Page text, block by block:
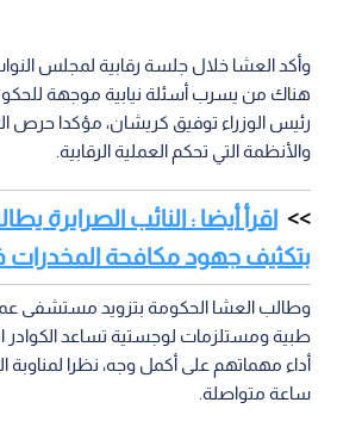
وأكد العشا خلال جلسة رقابية لمجلس النواب
هناك من يسرب أسئلة نيابية موجهة
رئيس الوزراء توفيق كريشان، مؤكدا حرص
والأنظمة التي تحكم العملية الرقابية.
اقرأ أيضا : النائب الصرايرة
بتكثيف جهود مكافحة المخدرات
وطالب العشا الحكومة بتزويد مستشفى
طبية ومستلزمات لوجستية تساعد الكوادر
ساعة متواصلة.